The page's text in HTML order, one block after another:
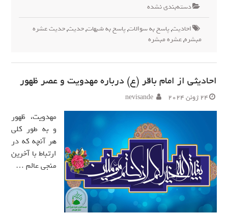
دسته‌بندی نشده
احادیث,پاسخ به سوالات,پاسخ به شبهات,حدیث,حدیث عشره
مبشره,عشره مبشره
احادیثی از امام باقر (ع) درباره مهدویت و عصر ظهور
24 ژوئن 2024 nevisande
مهدویت، ظهور
و به طور کلی
هر آنچه که در
ارتباط با آخرین
منجی عالم …